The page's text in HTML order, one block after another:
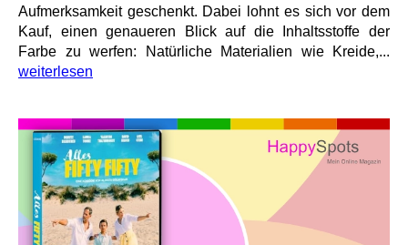
Aufmerksamkeit geschenkt. Dabei lohnt es sich vor dem
Kauf, einen genaueren Blick auf die Inhaltsstoffe der
Farbe zu werfen: Natürliche Materialien wie Kreide,...
weiterlesen